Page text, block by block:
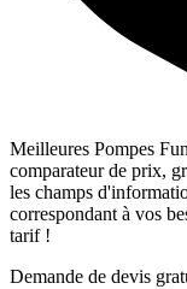
Meilleures Pompes
comparateur de prix,
les champs
correspondant à vos
tarif !
Demande de devis